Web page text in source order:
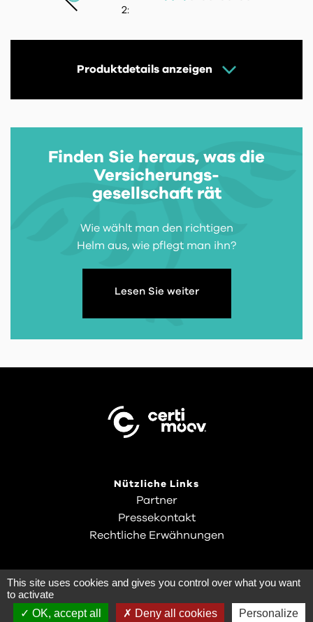
2:
Produktdetails anzeigen
Finden Sie heraus, was die
Versicherungs-
gesellschaft rät
Wie wählt man den richtigen
Helm aus, wie pflegt man ihn?
Lesen Sie weiter
Nützliche Links
Partner
Pressekontakt
Rechtliche Erwähnungen
This site uses cookies and gives you control over what you want
to activate
OK, accept all
Deny all cookies Personalize